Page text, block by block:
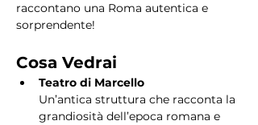
raccontano una Roma autentica e
sorprendente!
Cosa Vedrai
Teatro di Marcello
Un’antica struttura che racconta la
grandiosità dell’epoca romana e